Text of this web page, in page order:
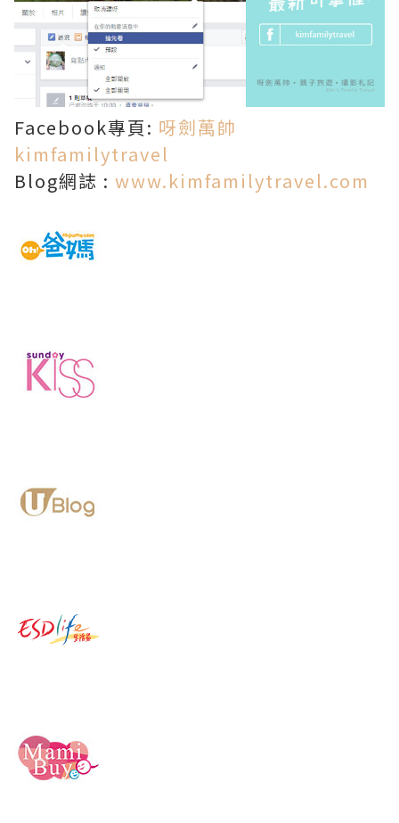
Facebook專頁: 呀劍萬帥
kimfamilytravel
Blog網誌 : www.kimfamilytravel.com